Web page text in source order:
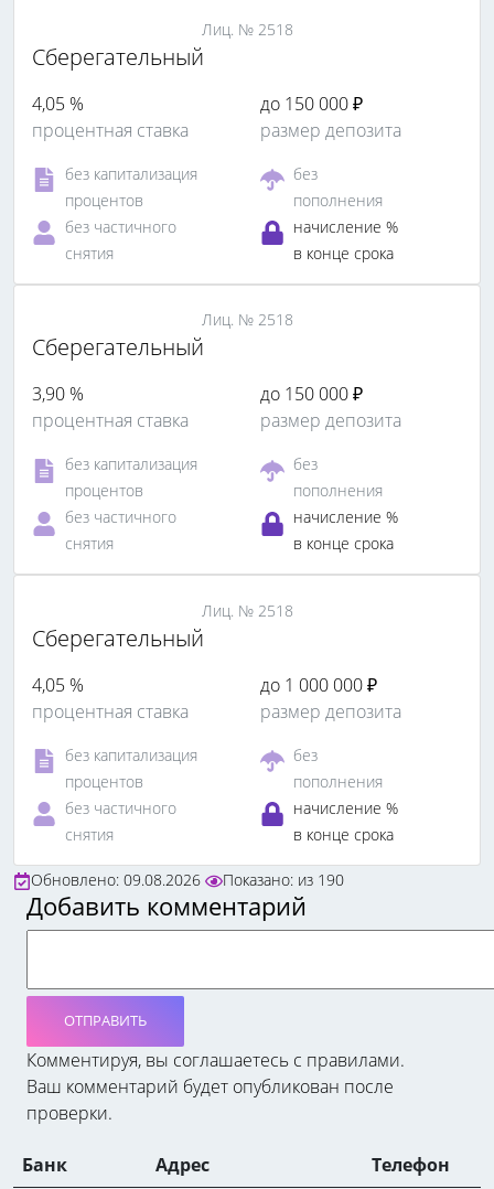
Лиц. № 2518
Сберегательный
4,05 %
процентная ставка
до 150 000 ₽
размер депозита
без капитализация
процентов
без
пополнения
без частичного
снятия
начисление %
в конце срока
Лиц. № 2518
Сберегательный
3,90 %
процентная ставка
до 150 000 ₽
размер депозита
без капитализация
процентов
без
пополнения
без частичного
снятия
начисление %
в конце срока
Лиц. № 2518
Сберегательный
4,05 %
процентная ставка
до 1 000 000 ₽
размер депозита
без капитализация
процентов
без
пополнения
без частичного
снятия
начисление %
в конце срока
Обновлено: 09.08.2026 Показано: из 190
Добавить комментарий
ОТПРАВИТЬ
Комментируя, вы соглашаетесь c правилами.
Ваш комментарий будет опубликован после
проверки.
Банк Адрес Телефон